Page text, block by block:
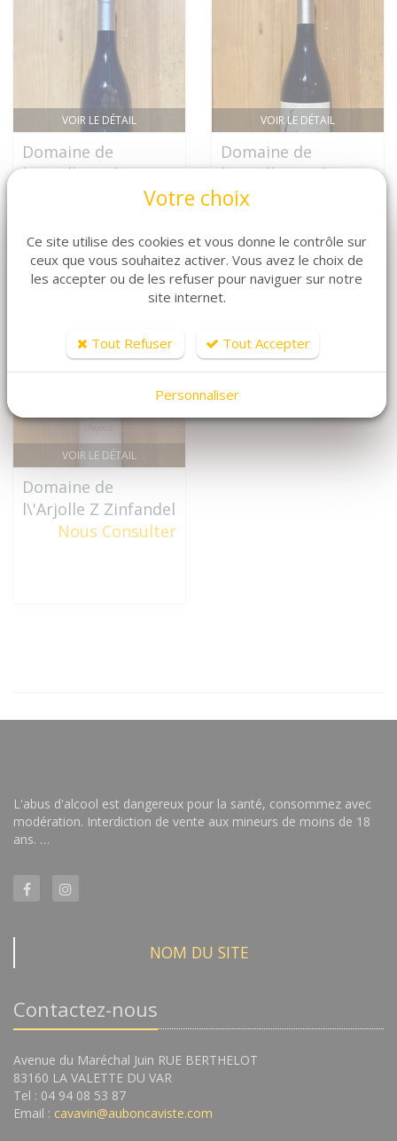
VOIR LE DÉTAIL
Domaine de
l\'Arjolle F Blanc
Nous Consulter
VOIR LE DÉTAIL
Domaine de
l\'Arjolle Syrah
VOIR LE DÉTAIL
Domaine de
l\'Arjolle Z Zinfandel
Nous Consulter
L'abus d'alcool est dangereux pour la santé, consommez avec
modération. Interdiction de vente aux mineurs de moins de 18
ans. …
NOM DU SITE
Contactez-nous
Avenue du Maréchal Juin RUE BERTHELOT
83160 LA VALETTE DU VAR
Tel : 04 94 08 53 87
Email : cavavin@auboncaviste.com
Votre choix
Ce site utilise des cookies et vous donne le contrôle sur
ceux que vous souhaitez activer. Vous avez le choix de
les accepter ou de les refuser pour naviguer sur notre
site internet.
Tout Refuser Tout Accepter
Personnaliser